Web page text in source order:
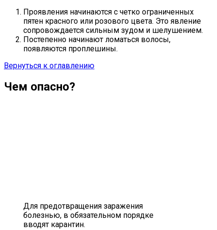
Проявления начинаются с четко ограниченных
пятен красного или розового цвета. Это явление
сопровождается сильным зудом и шелушением.
Постепенно начинают ломаться волосы,
появляются проплешины.
Вернуться к оглавлению
Чем опасно?
Для предотвращения заражения
болезнью, в обязательном порядке
вводят карантин.